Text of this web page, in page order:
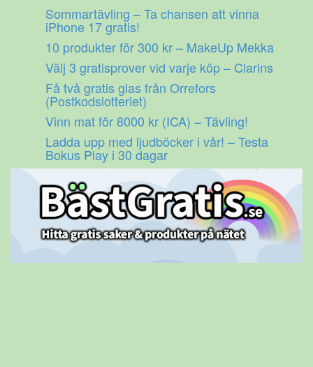
Sommartävling – Ta chansen att vinna
iPhone 17 gratis!
10 produkter för 300 kr – MakeUp Mekka
Välj 3 gratisprover vid varje köp – Clarins
Få två gratis glas från Orrefors
(Postkodslotteriet)
Vinn mat för 8000 kr (ICA) – Tävling!
Ladda upp med ljudböcker i vår! – Testa
Bokus Play i 30 dagar